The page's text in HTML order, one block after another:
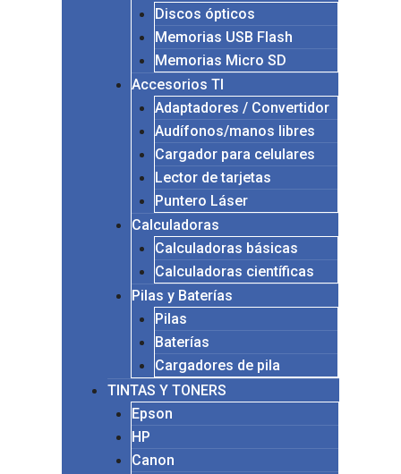
Discos ópticos
Memorias USB Flash
Memorias Micro SD
Accesorios TI
Adaptadores / Convertidor
Audífonos/manos libres
Cargador para celulares
Lector de tarjetas
Puntero Láser
Calculadoras
Calculadoras básicas
Calculadoras científicas
Pilas y Baterías
Pilas
Baterías
Cargadores de pila
TINTAS Y TONERS
Epson
HP
Canon